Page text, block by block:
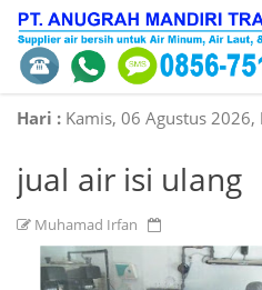
HOME INTRODUCE
SERVICES CONTACT
Hari : Kamis, 06 Agustus 2026,
jual air isi ulang
Muhamad Irfan